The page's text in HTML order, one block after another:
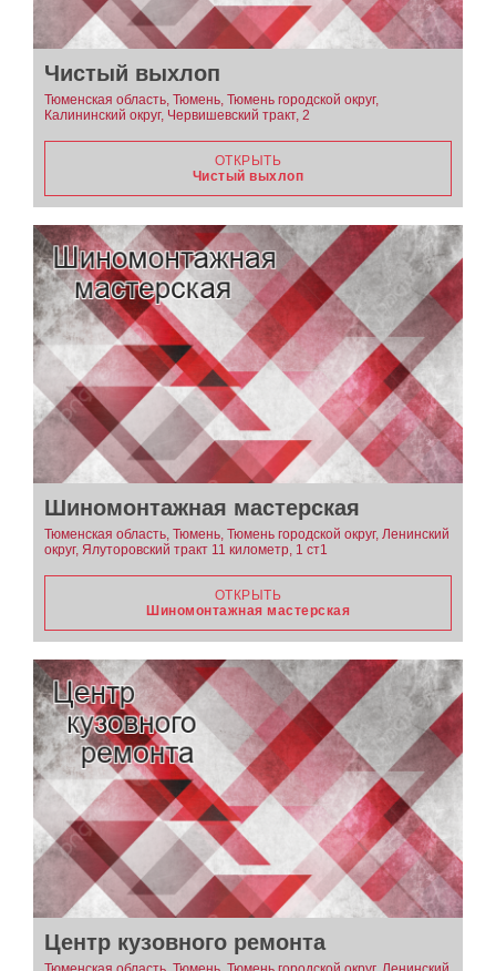
Чистый выхлоп
Тюменская область, Тюмень, Тюмень городской округ,
Калининский округ, Червишевский тракт, 2
ОТКРЫТЬ
Чистый выхлоп
Шиномонтажная мастерская
Тюменская область, Тюмень, Тюмень городской округ, Ленинский
округ, Ялуторовский тракт 11 километр, 1 ст1
ОТКРЫТЬ
Шиномонтажная мастерская
Центр кузовного ремонта